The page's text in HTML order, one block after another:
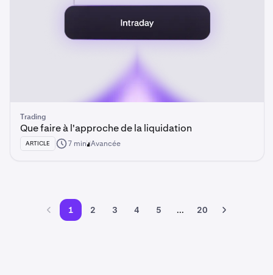
Trading
Que faire à l'approche de la liquidation
ARTICLE 7 min Avancée
1 2 3 4 5 ... 20